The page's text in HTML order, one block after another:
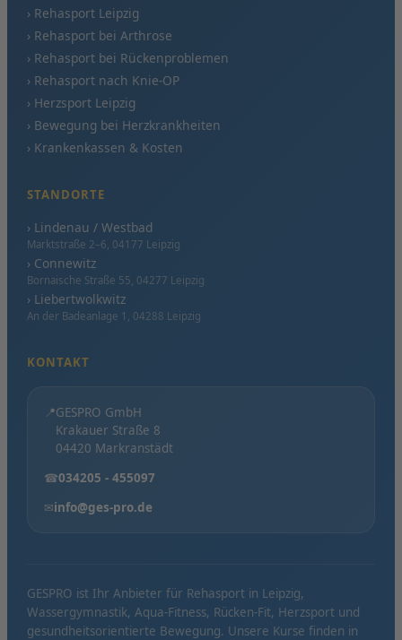
› Rehasport Leipzig
› Rehasport bei Arthrose
› Rehasport bei Rückenproblemen
› Rehasport nach Knie-OP
› Herzsport Leipzig
› Bewegung bei Herzkrankheiten
› Krankenkassen & Kosten
STANDORTE
› Lindenau / Westbad
Marktstraße 2–6, 04177 Leipzig
› Connewitz
Bornaische Straße 55, 04277 Leipzig
› Liebertwolkwitz
An der Badeanlage 1, 04288 Leipzig
KONTAKT
📍GESPRO GmbH
Krakauer Straße 8
04420 Markranstädt
☎034205 - 455097
✉info@ges-pro.de
GESPRO ist Ihr Anbieter für Rehasport in Leipzig,
Wassergymnastik, Aqua-Fitness, Rücken-Fit, Herzsport und
gesundheitsorientierte Bewegung. Unsere Kurse finden in